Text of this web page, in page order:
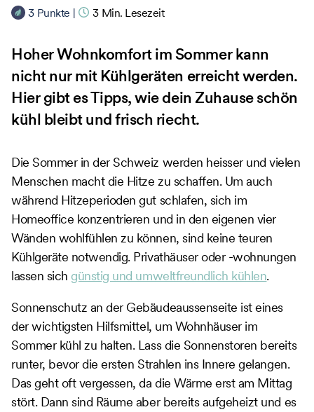
3 Punkte | 3 Min. Lesezeit
Hoher Wohnkomfort im Sommer kann
nicht nur mit Kühlgeräten erreicht werden.
Hier gibt es Tipps, wie dein Zuhause schön
kühl bleibt und frisch riecht.
Die Sommer in der Schweiz werden heisser und vielen
Menschen macht die Hitze zu schaffen. Um auch
während Hitzeperioden gut schlafen, sich im
Homeoffice konzentrieren und in den eigenen vier
Wänden wohlfühlen zu können, sind keine teuren
Kühlgeräte notwendig. Privathäuser oder -wohnungen
lassen sich günstig und umweltfreundlich kühlen.
Sonnenschutz an der Gebäudeaussenseite ist eines
der wichtigsten Hilfsmittel, um Wohnhäuser im
Sommer kühl zu halten. Lass die Sonnenstoren bereits
runter, bevor die ersten Strahlen ins Innere gelangen.
Das geht oft vergessen, da die Wärme erst am Mittag
stört. Dann sind Räume aber bereits aufgeheizt und es